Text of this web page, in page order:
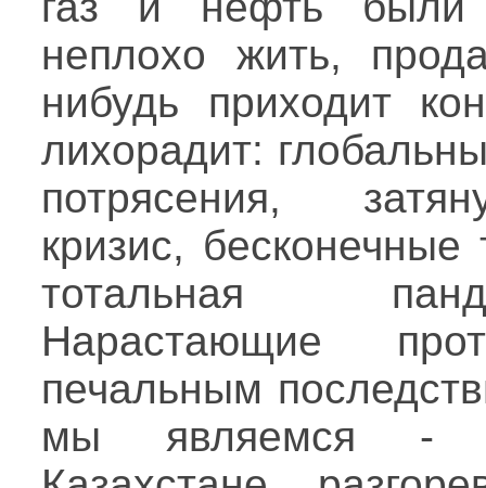
неплохо жить,
нибудь приходит
лихорадит:
потрясения,
кризис, бесконечные
тотальная
Нарастающие
печальным
мы являемся -